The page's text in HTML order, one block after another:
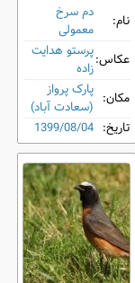
نام:
دم‌ سرخ
معمولی
عکاس:پرستو هدایت
زاده
مکان: پارک پرواز
(سعادت آباد)
تاریخ: 1399/08/04